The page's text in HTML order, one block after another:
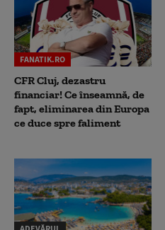
FANATIK.RO
CFR Cluj, dezastru
financiar! Ce înseamnă, de
fapt, eliminarea din Europa
ce duce spre faliment